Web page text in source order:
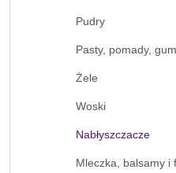
Pudry
Pasty, pomady,
Żele
Woski
Nabłyszczacze
Mleczka, balsamy i